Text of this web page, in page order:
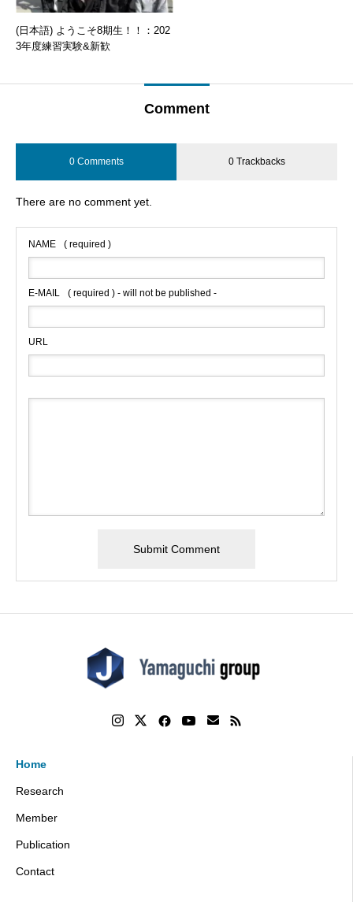
(日本語) ようこそ8期生！！：202
3年度練習実験&新歓
Comment
0 Comments 0 Trackbacks
There are no comment yet.
NAME ( required )
E-MAIL ( required ) - will not be published -
URL
Home
Research
Member
Publication
Contact